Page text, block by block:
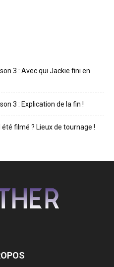
3 : Avec qui Jackie fini en
3 : Explication de la fin !
été filmé ? Lieux de tournage !